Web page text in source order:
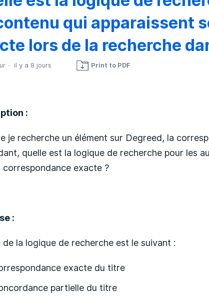
qui apparaissent
lors de la recherche
il y a 8 jours Print to PDF
:
je recherche un élément sur Degreed, la
quelle est la logique de recherche pour les
correspondance exacte ?
:
de la logique de recherche est le suivant :
exacte du titre
partielle du titre